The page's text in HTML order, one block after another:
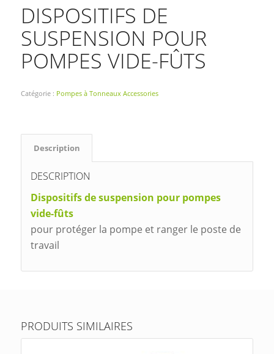
DISPOSITIFS DE
SUSPENSION POUR
POMPES VIDE-FÛTS
Catégorie : Pompes à Tonneaux Accessories
Description
DESCRIPTION
Dispositifs de suspension pour pompes
vide-fûts
pour protéger la pompe et ranger le poste de
travail
PRODUITS SIMILAIRES